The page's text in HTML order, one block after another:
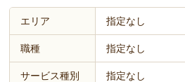
エリア 指定なし
職種 指定なし
サービス種別 指定なし